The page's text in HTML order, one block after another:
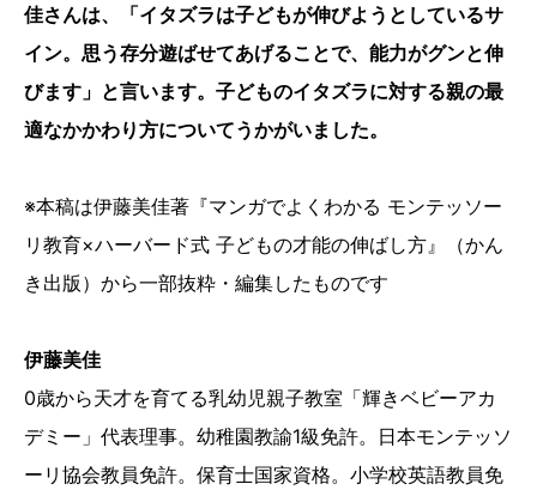
佳さんは、「イタズラは子どもが伸びようとしているサ
イン。思う存分遊ばせてあげることで、能力がグンと伸
びます」と言います。子どものイタズラに対する親の最
適なかかわり方についてうかがいました。
※本稿は伊藤美佳著『マンガでよくわかる モンテッソー
リ教育×ハーバード式 子どもの才能の伸ばし方』（かん
き出版）から一部抜粋・編集したものです
伊藤美佳
0歳から天才を育てる乳幼児親子教室「輝きベビーアカ
デミー」代表理事。幼稚園教諭1級免許。日本モンテッソ
ーリ協会教員免許。保育士国家資格。小学校英語教員免